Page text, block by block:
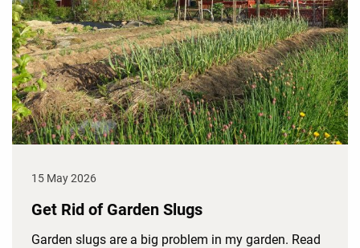
15 May 2026
Get Rid of Garden Slugs
Garden slugs are a big problem in my garden. Read